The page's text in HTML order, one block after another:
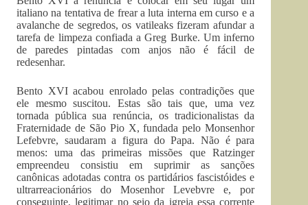
italiano na tentativa de frear a luta interna em curso e a
avalanche de segredos, os vatileaks fizeram afundar a
tarefa de limpeza confiada a Greg Burke. Um inferno
de paredes pintadas com anjos não é fácil de
redesenhar.
Bento XVI acabou enrolado pelas contradições que
ele mesmo suscitou. Estas são tais que, uma vez
tornada pública sua renúncia, os tradicionalistas da
Fraternidade de São Pio X, fundada pelo Monsenhor
Lefebvre, saudaram a figura do Papa. Não é para
menos: uma das primeiras missões que Ratzinger
empreendeu consistiu em suprimir as sanções
canônicas adotadas contra os partidários fascistóides e
ultrarreacionários do Mosenhor Levebvre e, por
conseguinte, legitimar no seio da igreja essa corrente